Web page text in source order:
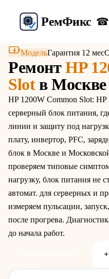
РемФикс ☎
МодельГарантия 12 мес
Ремонт HP
Slotв
HP 1200W Common Slot:
серверный блок питания,
линии и защиту под
плату, инвертор, PFC,
блок в Москве и
проверяем типовые
нагрузку, блок питания не
автомат. для серверных и
измеряем пульсации,
после прогрева.
до начала работ.